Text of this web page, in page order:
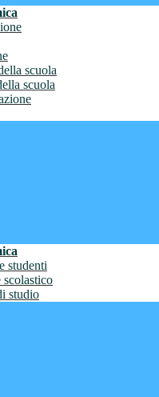
scuola
scuola
studenti
scolastico
studio